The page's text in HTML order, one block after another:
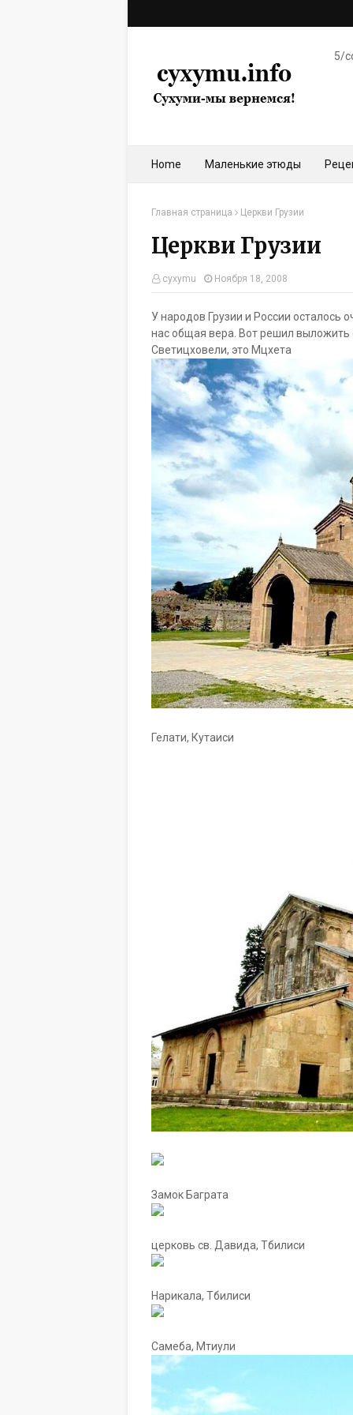
5/
Home Маленькие этюды
Главная страница Церкви Грузии
Церкви Грузии
cyxymu Ноября 18, 2008
У народов Грузии и России осталось
нас общая вера. Вот решил выложить
Светицховели, это Мцхета
Гелати, Кутаиси
Замок Баграта
церковь св. Давида, Тбилиси
Нарикала, Тбилиси
Самеба, Мтиули